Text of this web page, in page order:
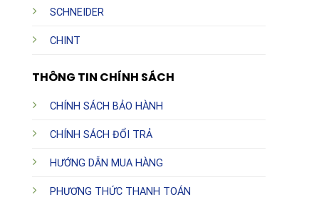
SCHNEIDER
CHINT
THÔNG TIN CHÍNH SÁCH
CHÍNH SÁCH BẢO HÀNH
CHÍNH SÁCH ĐỔI TRẢ
HƯỚNG DẪN MUA HÀNG
PHƯƠNG THỨC THANH TOÁN